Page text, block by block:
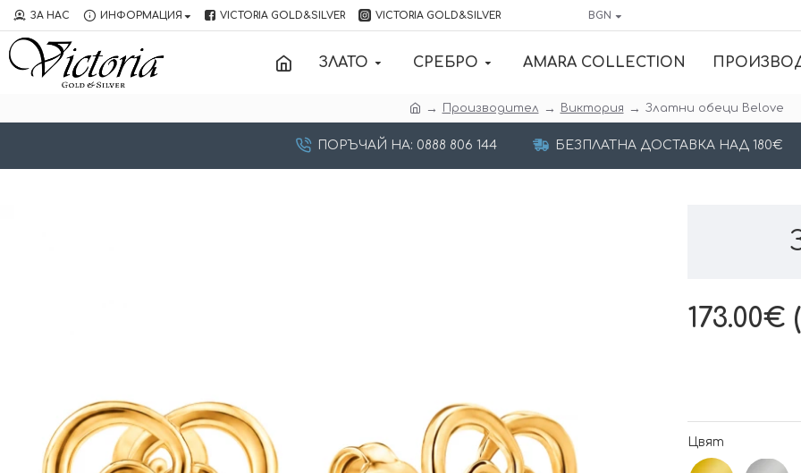
ЗА НАС ИНФОРМАЦИЯ VICTORIA GOLD&SILVER VICTORIA GOLD&SILVER BGN
ЗЛАТО СРЕБРО AMARA COLLECTION
Производител Виктория Златни обеци Belove
ПОРЪЧАЙ НА: 0888 806 144 БЕЗПЛАТНА ДОСТАВКА НАД 180€
173.00€
Цвят